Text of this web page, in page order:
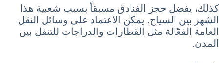
كذلك، يفضل حجز الفنادق مسبقاً بسبب شعبية هذا
الشهر بين السياح. يمكن الاعتماد على وسائل النقل
العامة الفعّالة مثل القطارات والدراجات للتنقل بين
المدن.